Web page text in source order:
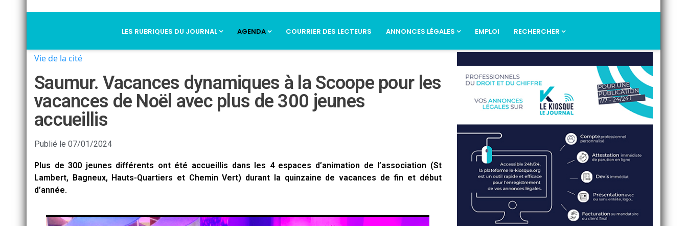
LES RUBRIQUES DU JOURNAL AGENDA COURRIER DES LECTEURS ANNONCES LÉGALES EMPLOI RECHERCHER
Vie de la cité
Saumur. Vacances dynamiques à la Scoope pour les
vacances de Noël avec plus de 300 jeunes
accueillis
Publié le 07/01/2024
Plus de 300 jeunes différents ont été accueillis dans les 4 espaces d’animation de l’association (St
Lambert, Bagneux, Hauts-Quartiers et Chemin Vert) durant la quinzaine de vacances de fin et début
d’année.